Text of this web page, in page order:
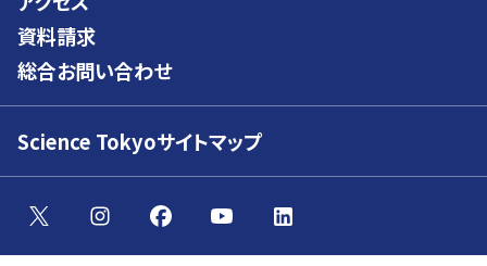
資料請求
総合お問い合わせ
Science Tokyoサイトマップ